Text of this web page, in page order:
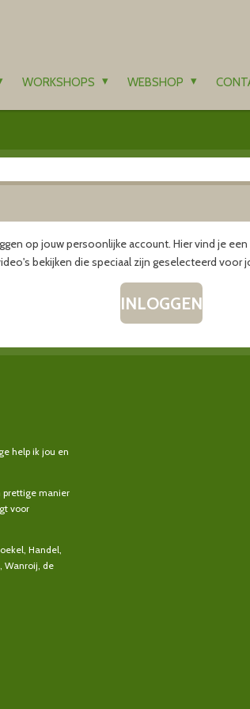
WORKSHOPS WEBSHOP
op jouw persoonlijke account. Hier vind je
bekijken die speciaal zijn geselecteerd voor
INLOGGEN
help ik jou en
prettige manier
voor
Handel,
Wanroij, de